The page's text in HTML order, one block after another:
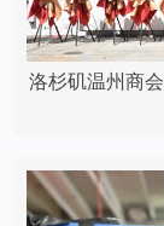
洛杉矶温州商